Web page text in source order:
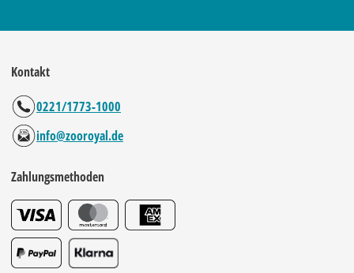
Kontakt
0221/1773-1000
info@zooroyal.de
Zahlungsmethoden